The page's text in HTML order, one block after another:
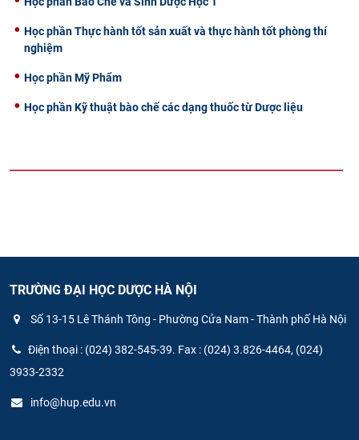
Học phần Thực hành tốt sản xuất và thực hành tốt phòng thí
nghiệm
Học phần Mỹ Phẩm
Học phần Kỹ thuật bào chế các dạng thuốc từ Dược liệu
TRƯỜNG ĐẠI HỌC DƯỢC HÀ NỘI
Số 13-15 Lê Thánh Tông - Phường Cửa Nam - Thành phố Hà Nội
Điện thoại : (024) 382-545-39. Fax : (024) 3.826-4464, (024)
3933-2332
info@hup.edu.vn